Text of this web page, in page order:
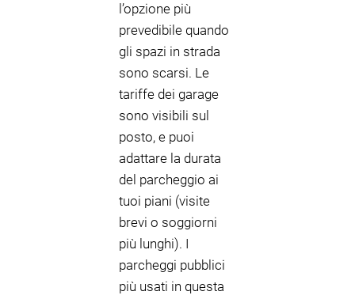
l’opzione più
prevedibile quando
gli spazi in strada
sono scarsi. Le
tariffe dei garage
sono visibili sul
posto, e puoi
adattare la durata
del parcheggio ai
tuoi piani (visite
brevi o soggiorni
più lunghi). I
parcheggi pubblici
più usati in questa